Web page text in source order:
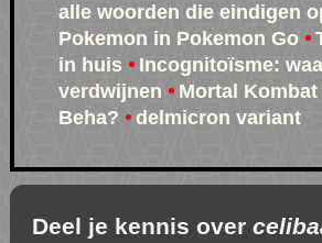
alle woorden die eindigen
Pokemon in Pokemon Go
in huis
Incognitoïsme:
verdwijnen
Mortal
Beha?
delmicron variant
Deel je kennis over